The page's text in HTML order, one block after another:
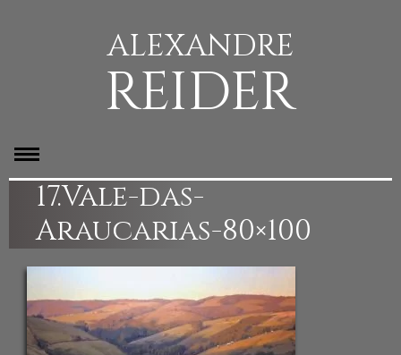
ALEXANDRE
REIDER
17.Vale-das-
Araucarias-80×100